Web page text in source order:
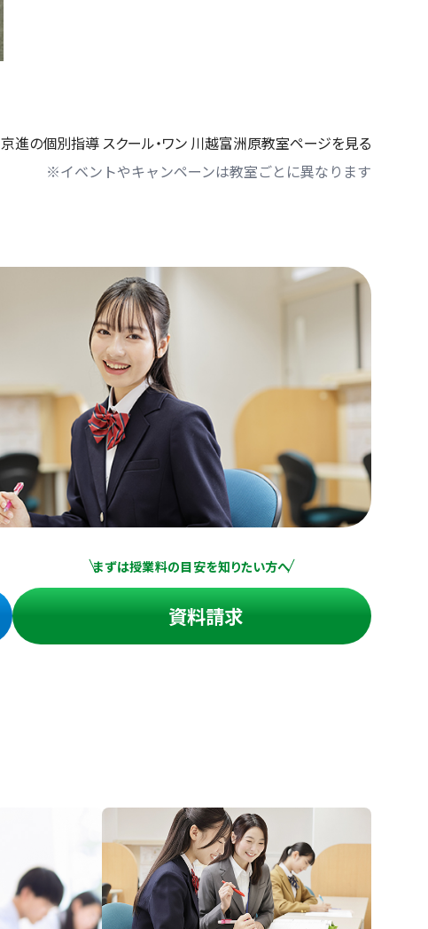
京進の個別指導 スクール・ワン 川越富洲原教室ページを見る
※イベントやキャンペーンは教室ごとに異なります
まずは授業料の目安を知りたい方へ
資料請求